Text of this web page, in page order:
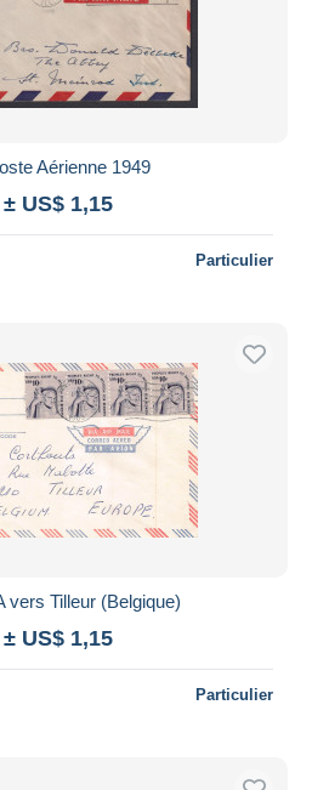
Aérienne 1949
± US$ 1,15
Particulier
vers Tilleur (Belgique)
± US$ 1,15
Particulier